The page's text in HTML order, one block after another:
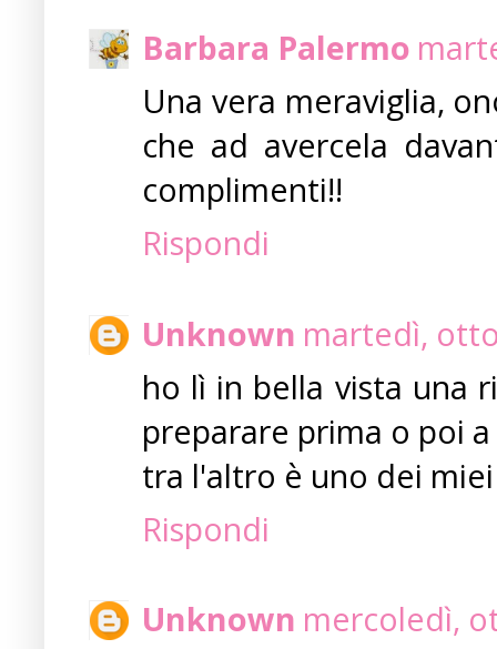
Barbara Palermo
Una vera meraviglia,
che ad avercela
complimenti!!
Rispondi
Unknown martedì,
ho lì in bella vista una
preparare prima o poi
tra l'altro è uno dei
Rispondi
Unknown mercoledì,